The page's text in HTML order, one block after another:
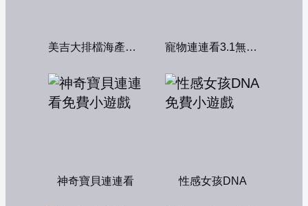
美吉大排檔海產店：中文版 寵物連連看3.1無敵版
神奇寶貝連連看 性感女孩DNA